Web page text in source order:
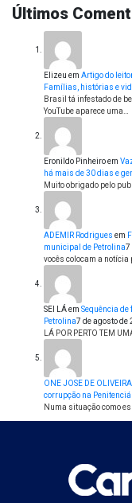
Últimos
Elizeu em Artigo do
Famílias, histórias e
Brasil tá infestado de
YouTube aparece uma…
Eronildo Pinheiroem
há mais de 30 dias e
Muito obrigado pelo
ADEMIR Rodrigues em
municipal de Petrolina7
vocês colocam a notícia
SEI LÁem Sequência
Petrolina7 de agosto de
LÁ POR PERTO TEM
ONE JOSE DE OLIVEIRA
corrupção na
Numa situação como